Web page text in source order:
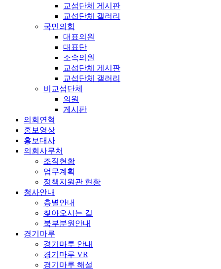
교섭단체 게시판
교섭단체 갤러리
국민의힘
대표의원
대표단
소속의원
교섭단체 게시판
교섭단체 갤러리
비교섭단체
의원
게시판
의회연혁
홍보영상
홍보대사
의회사무처
조직현황
업무계획
정책지원관 현황
청사안내
층별안내
찾아오시는 길
북부분원안내
경기마루
경기마루 안내
경기마루 VR
경기마루 해설